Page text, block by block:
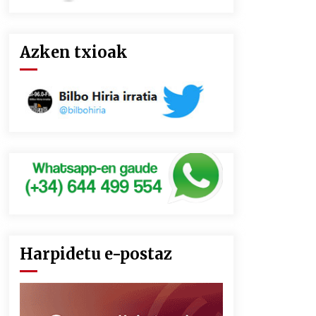
Azken txioak
Harpidetu e-postaz